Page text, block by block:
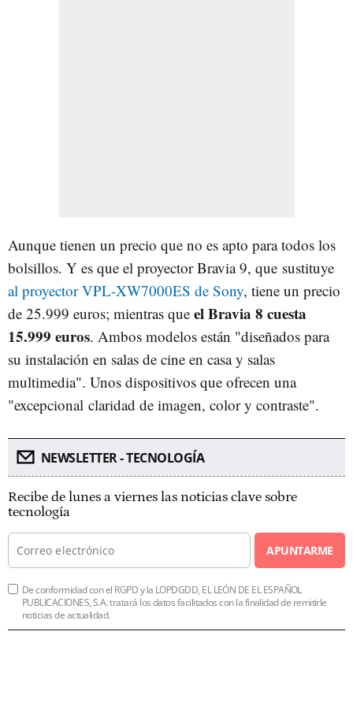
Aunque tienen un precio que no es apto para todos los
bolsillos. Y es que el proyector Bravia 9, que sustituye
al proyector VPL-XW7000ES de Sony, tiene un precio
de 25.999 euros; mientras que el Bravia 8 cuesta
15.999 euros. Ambos modelos están "diseñados para
su instalación en salas de cine en casa y salas
multimedia". Unos dispositivos que ofrecen una
"excepcional claridad de imagen, color y contraste".
NEWSLETTER - TECNOLOGÍA
Recibe de lunes a viernes las noticias clave sobre
tecnología
APUNTARME
De conformidad con el RGPD y la LOPDGDD, EL LEÓN DE EL ESPAÑOL
PUBLICACIONES, S.A. tratará los datos facilitados con la finalidad de remitirle
noticias de actualidad.